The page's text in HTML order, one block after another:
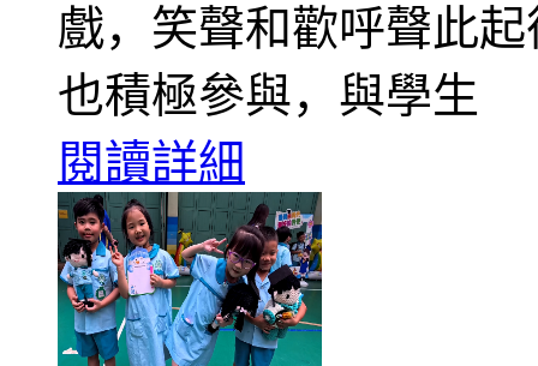
戲，笑聲和歡呼聲此
也積極參與，與學生
閱讀詳細